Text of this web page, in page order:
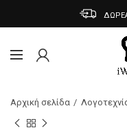
Αρχική σελίδα